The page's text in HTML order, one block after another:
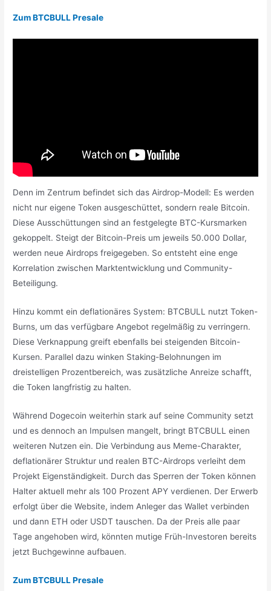
Zum BTCBULL Presale
Denn im Zentrum befindet sich das Airdrop-Modell: Es werden
nicht nur eigene Token ausgeschüttet, sondern reale Bitcoin.
Diese Ausschüttungen sind an festgelegte BTC-Kursmarken
gekoppelt. Steigt der Bitcoin-Preis um jeweils 50.000 Dollar,
werden neue Airdrops freigegeben. So entsteht eine enge
Korrelation zwischen Marktentwicklung und Community-
Beteiligung.
Hinzu kommt ein deflationäres System: BTCBULL nutzt Token-
Burns, um das verfügbare Angebot regelmäßig zu verringern.
Diese Verknappung greift ebenfalls bei steigenden Bitcoin-
Kursen. Parallel dazu winken Staking-Belohnungen im
dreistelligen Prozentbereich, was zusätzliche Anreize schafft,
die Token langfristig zu halten.
Während Dogecoin weiterhin stark auf seine Community setzt
und es dennoch an Impulsen mangelt, bringt BTCBULL einen
weiteren Nutzen ein. Die Verbindung aus Meme-Charakter,
deflationärer Struktur und realen BTC-Airdrops verleiht dem
Projekt Eigenständigkeit. Durch das Sperren der Token können
Halter aktuell mehr als 100 Prozent APY verdienen. Der Erwerb
erfolgt über die Website, indem Anleger das Wallet verbinden
und dann ETH oder USDT tauschen. Da der Preis alle paar
Tage angehoben wird, könnten mutige Früh-Investoren bereits
jetzt Buchgewinne aufbauen.
Zum BTCBULL Presale